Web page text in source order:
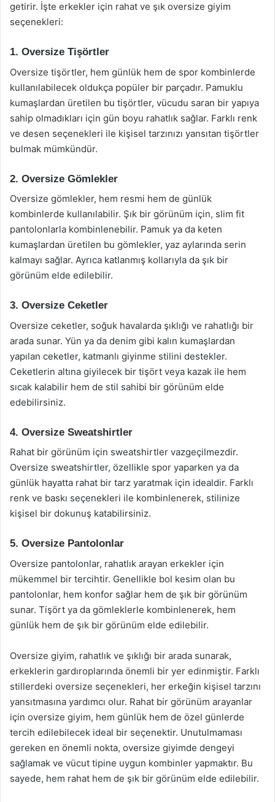
getirir. İşte erkekler için rahat ve şık oversize giyim
seçenekleri:
1. Oversize Tişörtler
Oversize tişörtler, hem günlük hem de spor kombinlerde
kullanılabilecek oldukça popüler bir parçadır. Pamuklu
kumaşlardan üretilen bu tişörtler, vücudu saran bir yapıya
sahip olmadıkları için gün boyu rahatlık sağlar. Farklı renk
ve desen seçenekleri ile kişisel tarzınızı yansıtan tişörtler
bulmak mümkündür.
2. Oversize Gömlekler
Oversize gömlekler, hem resmi hem de günlük
kombinlerde kullanılabilir. Şık bir görünüm için, slim fit
pantolonlarla kombinlenebilir. Pamuk ya da keten
kumaşlardan üretilen bu gömlekler, yaz aylarında serin
kalmayı sağlar. Ayrıca katlanmış kollarıyla da şık bir
görünüm elde edilebilir.
3. Oversize Ceketler
Oversize ceketler, soğuk havalarda şıklığı ve rahatlığı bir
arada sunar. Yün ya da denim gibi kalın kumaşlardan
yapılan ceketler, katmanlı giyinme stilini destekler.
Ceketlerin altına giyilecek bir tişört veya kazak ile hem
sıcak kalabilir hem de stil sahibi bir görünüm elde
edebilirsiniz.
4. Oversize Sweatshirtler
Rahat bir görünüm için sweatshirtler vazgeçilmezdir.
Oversize sweatshirtler, özellikle spor yaparken ya da
günlük hayatta rahat bir tarz yaratmak için idealdir. Farklı
renk ve baskı seçenekleri ile kombinlenerek, stilinize
kişisel bir dokunuş katabilirsiniz.
5. Oversize Pantolonlar
Oversize pantolonlar, rahatlık arayan erkekler için
mükemmel bir tercihtir. Genellikle bol kesim olan bu
pantolonlar, hem konfor sağlar hem de şık bir görünüm
sunar. Tişört ya da gömleklerle kombinlenerek, hem
günlük hem de şık bir görünüm elde edilebilir.
Oversize giyim, rahatlık ve şıklığı bir arada sunarak,
erkeklerin gardıroplarında önemli bir yer edinmiştir. Farklı
stillerdeki oversize seçenekleri, her erkeğin kişisel tarzını
yansıtmasına yardımcı olur. Rahat bir görünüm arayanlar
için oversize giyim, hem günlük hem de özel günlerde
tercih edilebilecek ideal bir seçenektir. Unutulmaması
gereken en önemli nokta, oversize giyimde dengeyi
sağlamak ve vücut tipine uygun kombinler yapmaktır. Bu
sayede, hem rahat hem de şık bir görünüm elde edilebilir.